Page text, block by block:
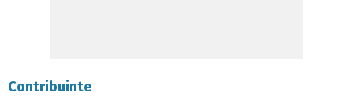
Contribuinte